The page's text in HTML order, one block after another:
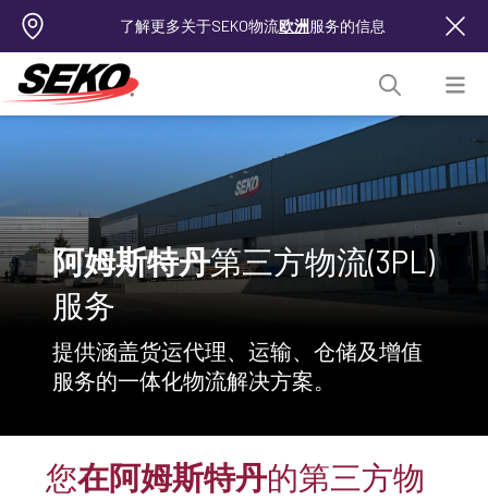
了解更多关于SEKO物流欧洲服务的信息
阿姆斯特丹第三方物流(3PL)
服务
提供涵盖货运代理、运输、仓储及增值
服务的一体化物流解决方案。
您在阿姆斯特丹的第三方物